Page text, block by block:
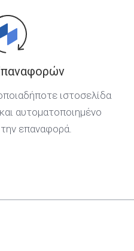
ιστοσελίδα
αυτοματοποιημένο
επαναφορά.